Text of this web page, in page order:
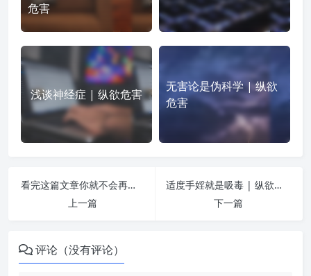
危害
浅谈神经症 | 纵欲危害
无害论是伪科学 | 纵欲
危害
看完这篇文章你就不会再去风月场所了 | 纵欲危害
上一篇
适度手婬就是吸毒 | 纵欲危害
下一篇
评论（没有评论）